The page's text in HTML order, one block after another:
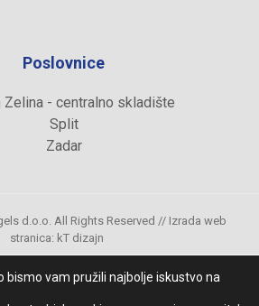
Poslovnice
Zelina - centralno skladište
Split
Zadar
d.o.o. All Rights Reserved // Izrada web
stranica: kT dizajn
bismo vam pružili najbolje iskustvo na